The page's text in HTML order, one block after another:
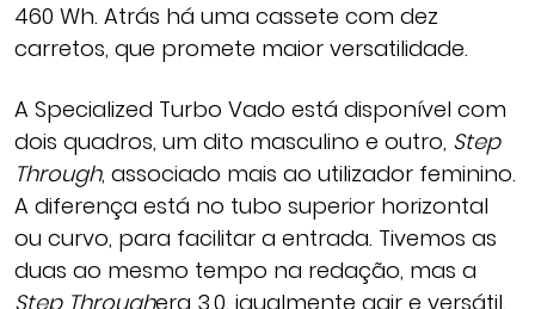
460 Wh. Atrás há uma cassete com dez
carretos, que promete maior versatilidade.
A Specialized Turbo Vado está disponível com
dois quadros, um dito masculino e outro, Step
Through, associado mais ao utilizador feminino.
A diferença está no tubo superior horizontal
ou curvo, para facilitar a entrada. Tivemos as
duas ao mesmo tempo na redação, mas a
Step Throughera 3.0, igualmente agir e versátil.